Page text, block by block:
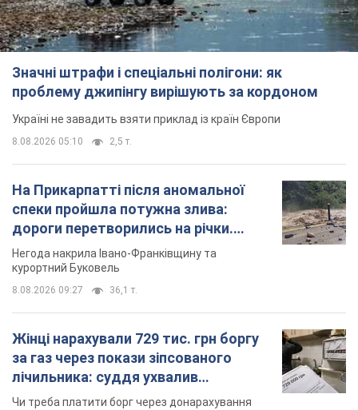
Значні штрафи і спеціальні полігони: як
проблему джипінгу вирішують за кордоном
Україні не завадить взяти приклад із країн Європи
8.08.2026 05:10 2,5 т.
На Прикарпатті після аномальної
спеки пройшла потужна злива:
дороги перетворились на річки.
Відео
Негода накрила Івано-Франківщину та
курортний Буковель
8.08.2026 09:27 36,1 т.
Жінці нарахували 729 тис. грн боргу
за газ через покази зіпсованого
лічильника: суддя ухвалив
неочікуване рішення
Чи треба платити борг через донарахування